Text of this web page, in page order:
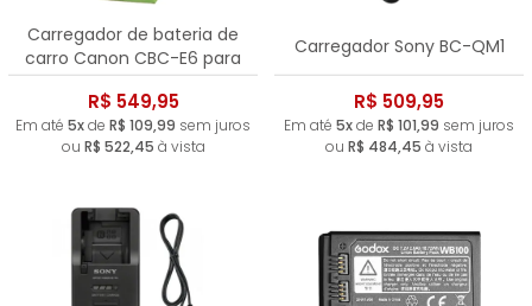
Carregador de bateria de
carro Canon CBC-E6 para
bateria LP-E6
R$ 549,95
Em até 5xde R$ 109,99 sem juros
ou R$ 522,45 à vista
Carregador Sony BC-QM1
R$ 509,95
Em até 5xde R$ 101,99 sem juros
ou R$ 484,45 à vista